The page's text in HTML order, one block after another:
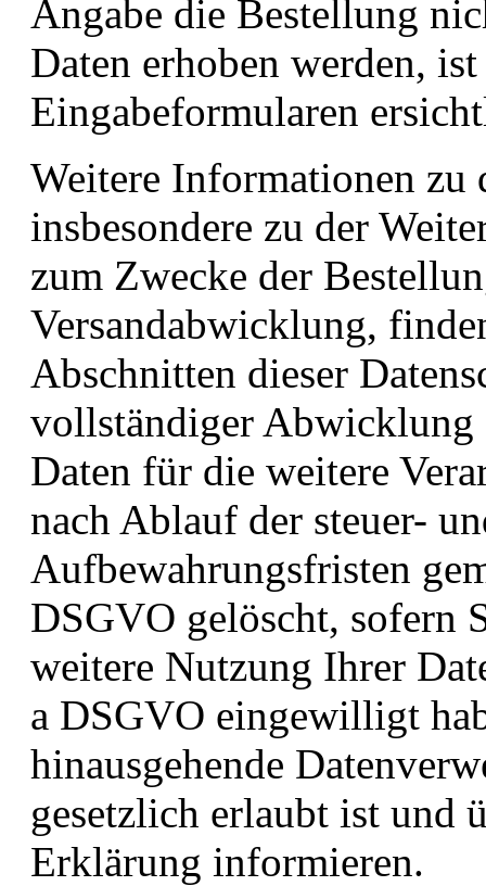
Angabe die Bestellung
Daten erhoben werden,
Eingabeformularen
Weitere Informationen zu
insbesondere zu der
zum Zwecke der
Versandabwicklung,
Abschnitten dieser
vollständiger Abwicklung
Daten für die weitere
nach Ablauf der steuer-
Aufbewahrungsfristen
DSGVO gelöscht, sofern
weitere Nutzung Ihrer
a DSGVO eingewilligt
hinausgehende
gesetzlich erlaubt ist und
Erklärung informieren.